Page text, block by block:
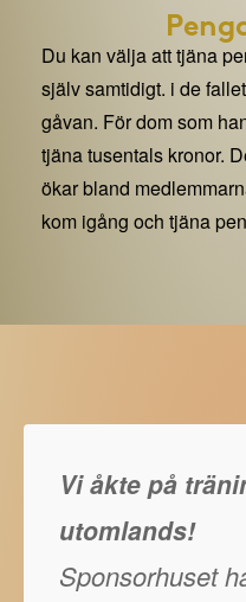
Du kan välja att tjäna
själv samtidigt. i de
gåvan. För dom som
tjäna tusentals kronor.
ökar bland
kom igång och tjäna
Vi åkte på
utomlands!
Sponsorhuset